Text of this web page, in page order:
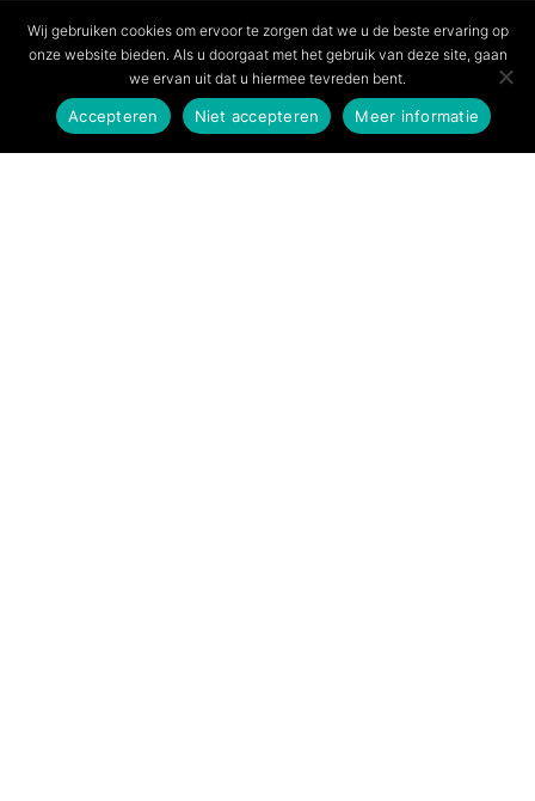
Melickstraat 14
6845 HP Arnhem
+31 (0)26 381 79 03
Wij gebruiken cookies om ervoor te zorgen dat we u de beste ervaring op
onze website bieden. Als u doorgaat met het gebruik van deze site, gaan
we ervan uit dat u hiermee tevreden bent.
Accepteren Niet accepteren Meer informatie